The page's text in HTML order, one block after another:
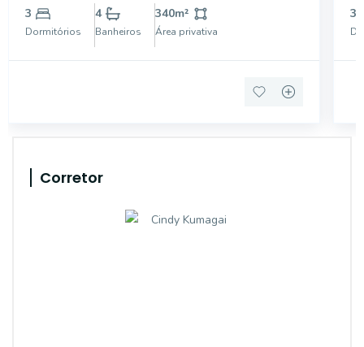
Tavares. Esta residência de projeto contemporâneo
combina elegância, conforto e excelente
aproveitamento da
3
Dormitórios
4
Banheiros
340m²
Área privativa
3
Corretor